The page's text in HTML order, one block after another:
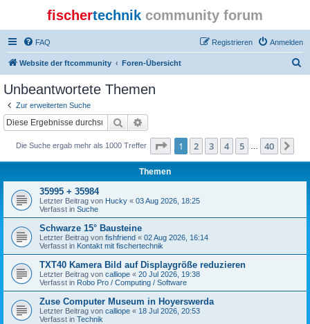
fischertechnik community forum
FAQ Anmelden
Registrieren
Website der ftcommunity Foren-Übersicht
Unbeantwortete Themen
Zur erweiterten Suche
Suche
Die Suche ergab mehr als 1000 Treffer Seite 1von 40
1 2 3 4 5 40
Themen
35995 + 35984
Letzter Beitrag von Hucky « 03 Aug 2026, 18:25
Verfasst in Suche
Schwarze 15° Bausteine
Letzter Beitrag von fishfriend « 02 Aug 2026, 16:14
Verfasst in Kontakt mit fischertechnik
TXT40 Kamera Bild auf Displaygröße reduzieren
Letzter Beitrag von calliope « 20 Jul 2026, 19:38
Verfasst in Robo Pro / Computing / Software
Zuse Computer Museum in Hoyerswerda
Letzter Beitrag von calliope « 18 Jul 2026, 20:53
Verfasst in Technik